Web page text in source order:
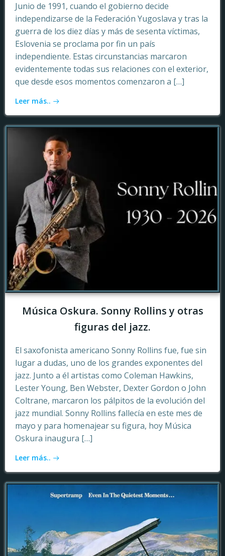
Junio de 1991, cuando el gobierno decide
independizarse de la Federación Yugoslava y tras la
guerra de los diez días y más de sesenta víctimas,
Eslovenia se proclama por fin un país
independiente. Estas circunstancias marcaron
evidentemente todas sus relaciones con el exterior,
que desde esos momentos comenzaron a […]
Leer más..
Música Oskura. Sonny Rollins y otras
figuras del jazz.
El saxofonista americano Sonny Rollins fue, fue sin
lugar a dudas, uno de los grandes exponentes del
jazz. Junto a él artistas como Coleman Hawkins,
Lester Young, Ben Webster, Dexter Gordon o John
Coltrane, marcaron los pálpitos de la evolución del
jazz mundial. Sonny Rollins fallecía en este mes de
mayo y para homenajear su figura, hoy Música
Oskura inaugura […]
Leer más..